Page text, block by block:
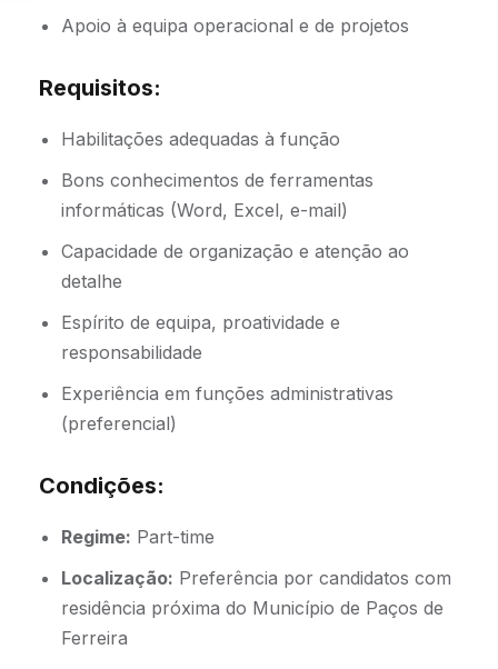
Apoio à equipa operacional e de projetos
Requisitos:
Habilitações adequadas à função
Bons conhecimentos de ferramentas
informáticas (Word, Excel, e-mail)
Capacidade de organização e atenção ao
detalhe
Espírito de equipa, proatividade e
responsabilidade
Experiência em funções administrativas
(preferencial)
Condições:
Regime: Part-time
Localização: Preferência por candidatos com
residência próxima do Município de Paços de
Ferreira